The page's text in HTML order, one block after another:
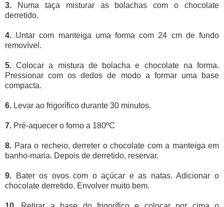
3. Numa taça misturar as bolachas com o chocolate
derretido.
4. Untar com manteiga uma forma com 24 cm de fundo
removível.
5. Colocar a mistura de bolacha e chocolate na forma.
Pressionar com os dedos de modo a formar uma base
compacta.
6. Levar ao frigorífico durante 30 minutos.
7. Pré-aquecer o forno a 180ºC
8. Para o recheio, derreter o chocolate com a manteiga em
banho-maria. Depois de derretido, reservar.
9. Bater os ovos com o açúcar e as natas. Adicionar o
chocolate derretido. Envolver muito bem.